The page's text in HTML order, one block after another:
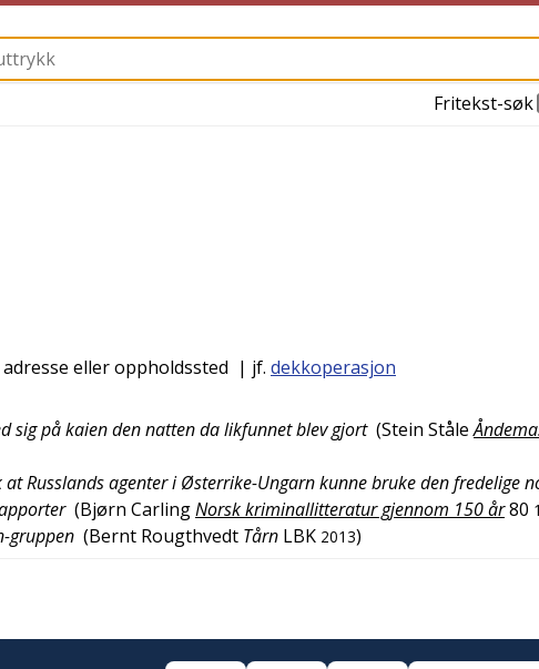
Fritekst-søk
eller oppholdssted | jf. dekkoperasjon
sig på kaien den natten da likfunnet blev gjort (Stein Ståle
Russlands agenter i Østerrike-Ungarn kunne bruke den fredelige
(Bjørn CarlingNorsk kriminallitteratur gjennom 150 år80
gruppen (Bernt Rougthvedt Tårn LBK 2013)